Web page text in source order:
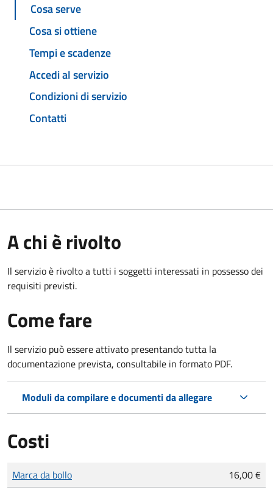
Cosa serve
Cosa si ottiene
Tempi e scadenze
Accedi al servizio
Condizioni di servizio
Contatti
A chi è rivolto
Il servizio è rivolto a tutti i soggetti interessati in possesso dei
requisiti previsti.
Come fare
Il servizio può essere attivato presentando tutta la
documentazione prevista, consultabile in formato PDF.
Moduli da compilare e documenti da allegare
Costi
Tipo di pagamento
Importo
Marca da bollo 16,00 €